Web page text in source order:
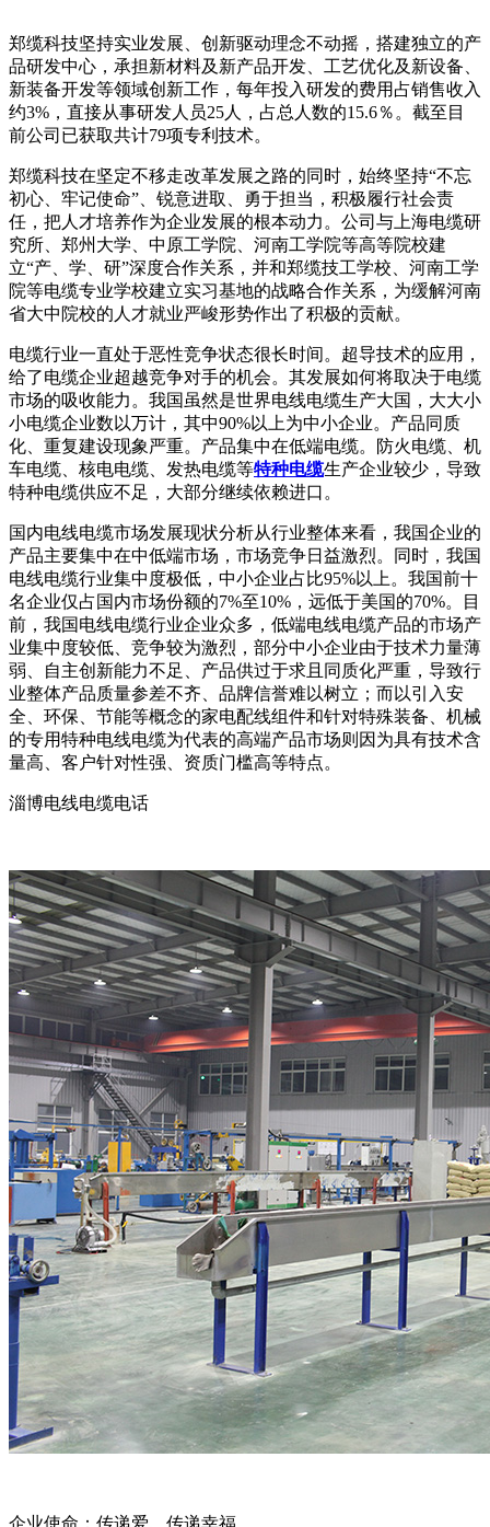
郑缆科技坚持实业发展、创新驱动理念不动摇，搭建独立的产
品研发中心，承担新材料及新产品开发、工艺优化及新设备、
新装备开发等领域创新工作，每年投入研发的费用占销售收入
约3%，直接从事研发人员25人，占总人数的15.6％。截至目
前公司已获取共计79项专利技术。
郑缆科技在坚定不移走改革发展之路的同时，始终坚持“不忘
初心、牢记使命”、锐意进取、勇于担当，积极履行社会责
任，把人才培养作为企业发展的根本动力。公司与上海电缆研
究所、郑州大学、中原工学院、河南工学院等高等院校建
立“产、学、研”深度合作关系，并和郑缆技工学校、河南工学
院等电缆专业学校建立实习基地的战略合作关系，为缓解河南
省大中院校的人才就业严峻形势作出了积极的贡献。
电缆行业一直处于恶性竞争状态很长时间。超导技术的应用，
给了电缆企业超越竞争对手的机会。其发展如何将取决于电缆
市场的吸收能力。我国虽然是世界电线电缆生产大国，大大小
小电缆企业数以万计，其中90%以上为中小企业。产品同质
化、重复建设现象严重。产品集中在低端电缆。防火电缆、机
车电缆、核电电缆、发热电缆等特种电缆生产企业较少，导致
特种电缆供应不足，大部分继续依赖进口。
国内电线电缆市场发展现状分析从行业整体来看，我国企业的
产品主要集中在中低端市场，市场竞争日益激烈。同时，我国
电线电缆行业集中度极低，中小企业占比95%以上。我国前十
名企业仅占国内市场份额的7%至10%，远低于美国的70%。目
前，我国电线电缆行业企业众多，低端电线电缆产品的市场产
业集中度较低、竞争较为激烈，部分中小企业由于技术力量薄
弱、自主创新能力不足、产品供过于求且同质化严重，导致行
业整体产品质量参差不齐、品牌信誉难以树立；而以引入安
全、环保、节能等概念的家电配线组件和针对特殊装备、机械
的专用特种电线电缆为代表的高端产品市场则因为具有技术含
量高、客户针对性强、资质门槛高等特点。
淄博电线电缆电话
企业使命：传递爱、传递幸福